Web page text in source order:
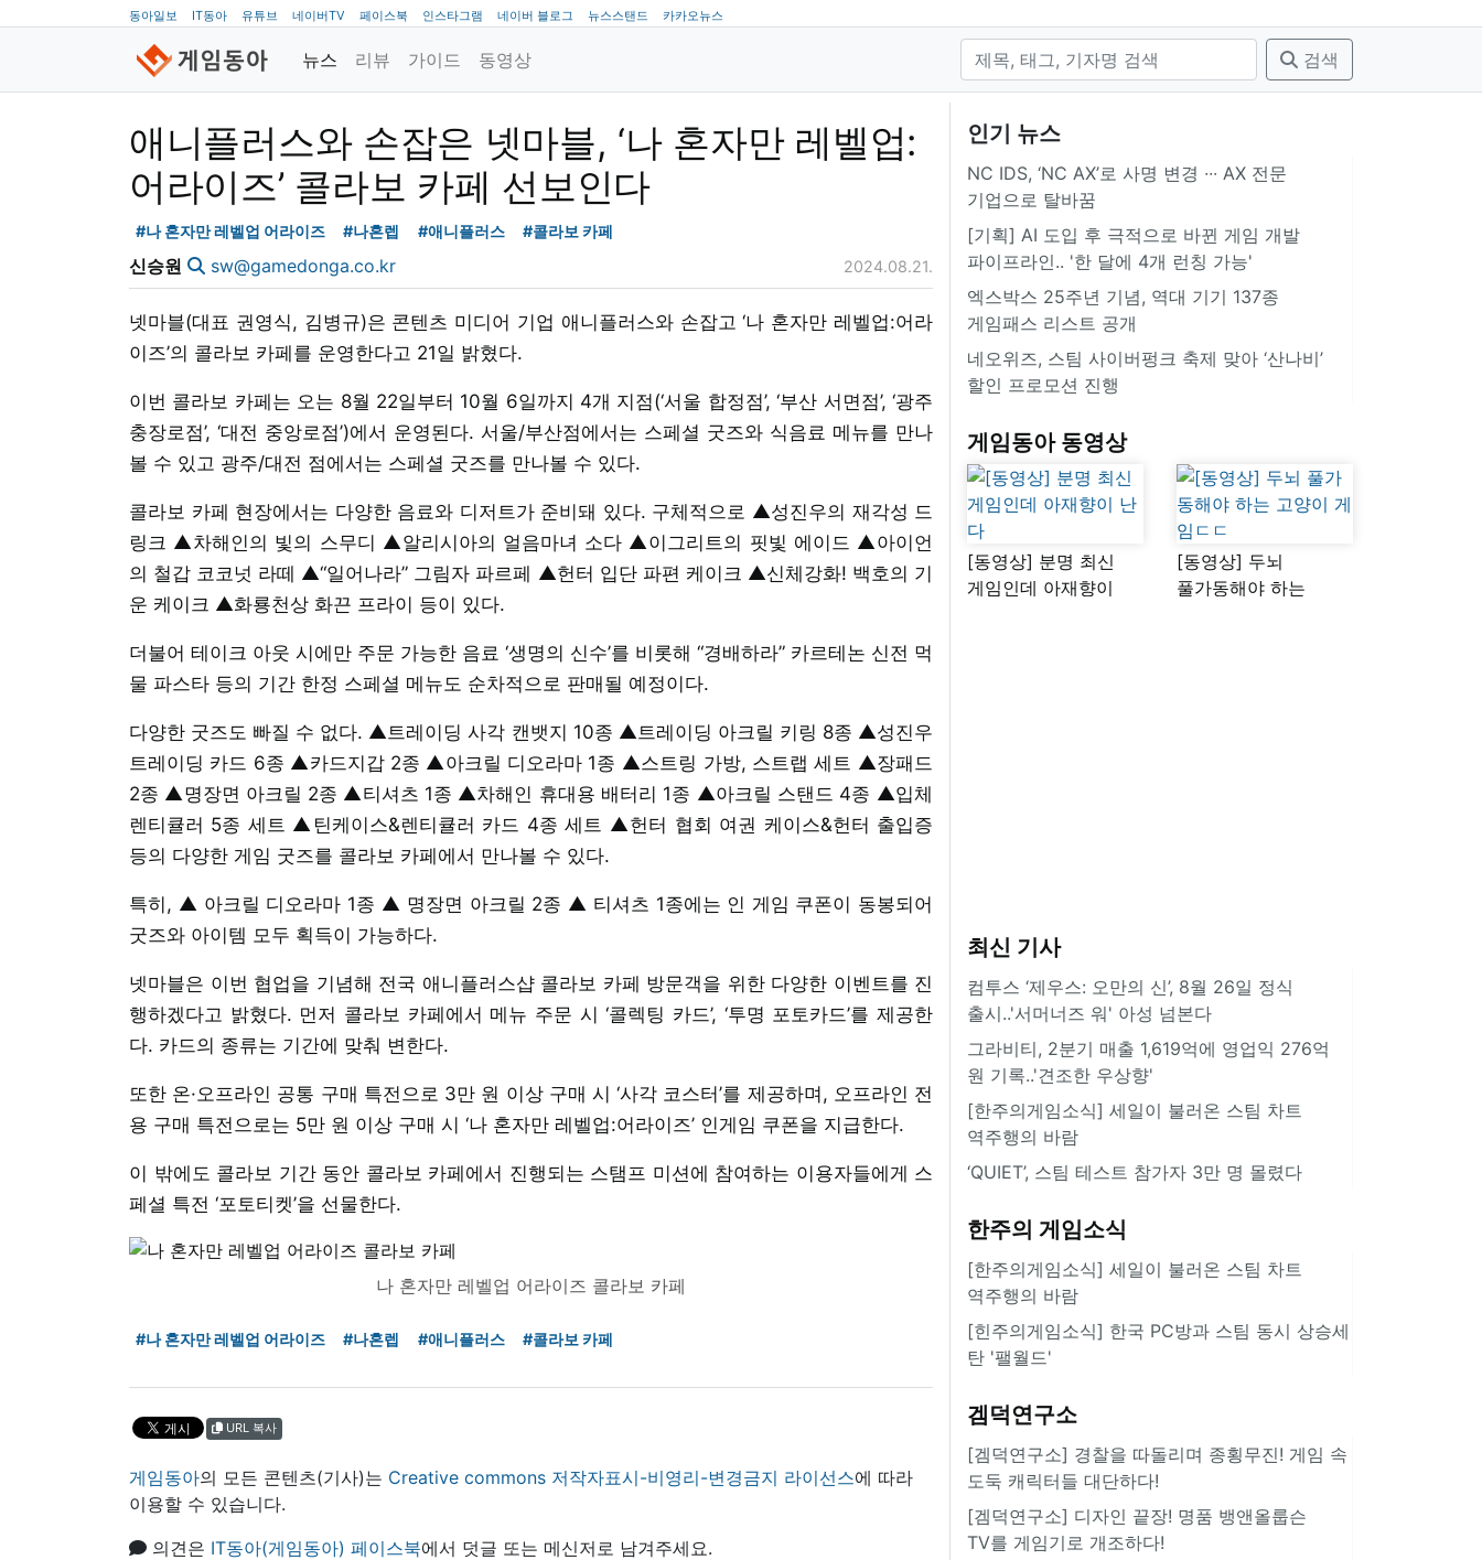
동아일보 IT동아 유튜브 네이버TV 페이스북 인스타그램 네이버 블로그 뉴스스탠드 카카오뉴스
뉴스 리뷰 가이드 동영상 검색
애니플러스와 손잡은 넷마블, ‘나 혼자만 레벨업:
어라이즈’ 콜라보 카페 선보인다
#나 혼자만 레벨업 어라이즈 #나혼렙 #애니플러스 #콜라보 카페
신승원 sw@gamedonga.co.kr 2024.08.21.
넷마블(대표 권영식, 김병규)은 콘텐츠 미디어 기업 애니플러스와 손잡고 ‘나 혼자만 레벨업:어라
이즈’의 콜라보 카페를 운영한다고 21일 밝혔다.
이번 콜라보 카페는 오는 8월 22일부터 10월 6일까지 4개 지점(‘서울 합정점’, ‘부산 서면점’, ‘광주
충장로점’, ‘대전 중앙로점’)에서 운영된다. 서울/부산점에서는 스페셜 굿즈와 식음료 메뉴를 만나
볼 수 있고 광주/대전 점에서는 스페셜 굿즈를 만나볼 수 있다.
콜라보 카페 현장에서는 다양한 음료와 디저트가 준비돼 있다. 구체적으로 ▲성진우의 재각성 드
링크 ▲차해인의 빛의 스무디 ▲알리시아의 얼음마녀 소다 ▲이그리트의 핏빛 에이드 ▲아이언
의 철갑 코코넛 라떼 ▲“일어나라” 그림자 파르페 ▲헌터 입단 파편 케이크 ▲신체강화! 백호의 기
운 케이크 ▲화룡천상 화끈 프라이 등이 있다.
더불어 테이크 아웃 시에만 주문 가능한 음료 ‘생명의 신수’를 비롯해 “경배하라” 카르테논 신전 먹
물 파스타 등의 기간 한정 스페셜 메뉴도 순차적으로 판매될 예정이다.
다양한 굿즈도 빠질 수 없다. ▲트레이딩 사각 캔뱃지 10종 ▲트레이딩 아크릴 키링 8종 ▲성진우
트레이딩 카드 6종 ▲카드지갑 2종 ▲아크릴 디오라마 1종 ▲스트링 가방, 스트랩 세트 ▲장패드
2종 ▲명장면 아크릴 2종 ▲티셔츠 1종 ▲차해인 휴대용 배터리 1종 ▲아크릴 스탠드 4종 ▲입체
렌티큘러 5종 세트 ▲틴케이스&렌티큘러 카드 4종 세트 ▲헌터 협회 여권 케이스&헌터 출입증
등의 다양한 게임 굿즈를 콜라보 카페에서 만나볼 수 있다.
특히, ▲ 아크릴 디오라마 1종 ▲ 명장면 아크릴 2종 ▲ 티셔츠 1종에는 인 게임 쿠폰이 동봉되어
굿즈와 아이템 모두 획득이 가능하다.
넷마블은 이번 협업을 기념해 전국 애니플러스샵 콜라보 카페 방문객을 위한 다양한 이벤트를 진
행하겠다고 밝혔다. 먼저 콜라보 카페에서 메뉴 주문 시 ‘콜렉팅 카드’, ‘투명 포토카드’를 제공한
다. 카드의 종류는 기간에 맞춰 변한다.
또한 온·오프라인 공통 구매 특전으로 3만 원 이상 구매 시 ‘사각 코스터’를 제공하며, 오프라인 전
용 구매 특전으로는 5만 원 이상 구매 시 ‘나 혼자만 레벨업:어라이즈’ 인게임 쿠폰을 지급한다.
이 밖에도 콜라보 기간 동안 콜라보 카페에서 진행되는 스탬프 미션에 참여하는 이용자들에게 스
페셜 특전 ‘포토티켓’을 선물한다.
나 혼자만 레벨업 어라이즈 콜라보 카페
#나 혼자만 레벨업 어라이즈 #나혼렙 #애니플러스 #콜라보 카페
URL 복사
게임동아의 모든 콘텐츠(기사)는 Creative commons 저작자표시-비영리-변경금지 라이선스에 따라
이용할 수 있습니다.
의견은 IT동아(게임동아) 페이스북에서 덧글 또는 메신저로 남겨주세요.
인기 뉴스
NC IDS, ‘NC AX’로 사명 변경 ∙∙∙ AX 전문
기업으로 탈바꿈
[기획] AI 도입 후 극적으로 바뀐 게임 개발
파이프라인.. '한 달에 4개 런칭 가능'
엑스박스 25주년 기념, 역대 기기 137종
게임패스 리스트 공개
네오위즈, 스팀 사이버펑크 축제 맞아 ‘산나비’
할인 프로모션 진행
게임동아 동영상
[동영상] 분명 최신
게임인데 아재향이
[동영상] 두뇌
풀가동해야 하는
최신 기사
컴투스 ‘제우스: 오만의 신’, 8월 26일 정식
출시..'서머너즈 워' 아성 넘본다
그라비티, 2분기 매출 1,619억에 영업익 276억
원 기록..'견조한 우상향'
[한주의게임소식] 세일이 불러온 스팀 차트
역주행의 바람
‘QUIET’, 스팀 테스트 참가자 3만 명 몰렸다
한주의 게임소식
[한주의게임소식] 세일이 불러온 스팀 차트
역주행의 바람
[힌주의게임소식] 한국 PC방과 스팀 동시 상승세
탄 '팰월드'
겜덕연구소
[겜덕연구소] 경찰을 따돌리며 종횡무진! 게임 속
도둑 캐릭터들 대단하다!
[겜덕연구소] 디자인 끝장! 명품 뱅앤올룹슨
TV를 게임기로 개조하다!